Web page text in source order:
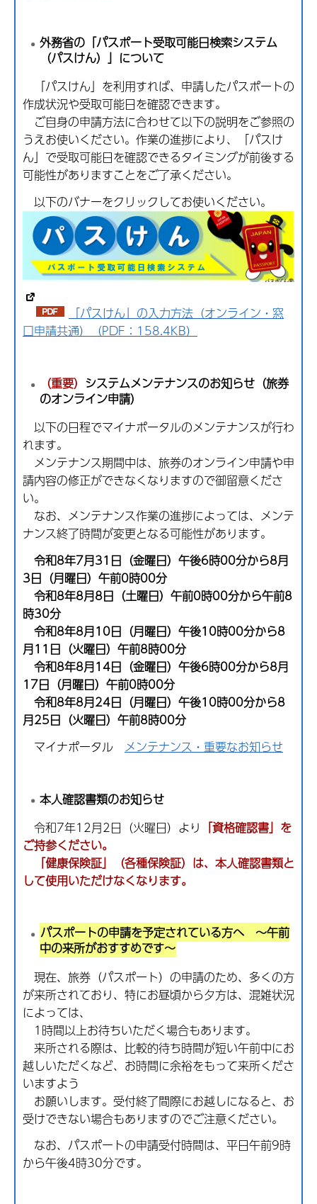
外務省の「パスポート受取可能日検索システム
（パスけん）」について
「パスけん」を利用すれば、申請したパスポートの
作成状況や受取可能日を確認できます。
ご自身の申請方法に合わせて以下の説明をご参照の
うえお使いください。作業の進捗により、「パスけ
ん」で受取可能日を確認できるタイミングが前後する
可能性がありますことをご了承ください。
以下のバナーをクリックしてお使いください。
「パスけん」の入力方法（オンライン・窓
口申請共通）（PDF：158.4KB）
（重要） システムメンテナンスのお知らせ（旅券
のオンライン申請）
以下の日程でマイナポータルのメンテナンスが行わ
れます。
メンテナンス期間中は、旅券のオンライン申請や申
請内容の修正ができなくなりますので御留意くださ
い。
なお、メンテナンス作業の進捗によっては、メンテ
ナンス終了時間が変更となる可能性があります。
令和8年7月31日（金曜日）午後6時00分から8月
3日（月曜日）午前0時00分
令和8年8月8日（土曜日）午前0時00分から午前8
時30分
令和8年8月10日（月曜日）午後10時00分から8
月11日（火曜日）午前8時00分
令和8年8月14日（金曜日）午後6時00分から8月
17日（月曜日）午前0時00分
令和8年8月24日（月曜日）午後10時00分から8
月25日（火曜日）午前8時00分
マイナポータル メンテナンス・重要なお知らせ
本人確認書類のお知らせ
令和7年12月2日（火曜日）より 「資格確認書」を
ご持参ください。
「健康保険証」（各種保険証）は、本人確認書類と
して使用いただけなくなります。
パスポートの申請を予定されている方へ ～午前
中の来所がおすすめです～
現在、旅券（パスポート）の申請のため、多くの方
が来所されており、特にお昼頃から夕方は、混雑状況
によっては、
1時間以上お待ちいただく場合もあります。
来所される際は、比較的待ち時間が短い午前中にお
越しいただくなど、お時間に余裕をもって来所くださ
いますよう
お願いします。受付終了間際にお越しになると、お
受けできない場合もありますのでご注意ください。
なお、パスポートの申請受付時間は、平日午前9時
から午後4時30分です。